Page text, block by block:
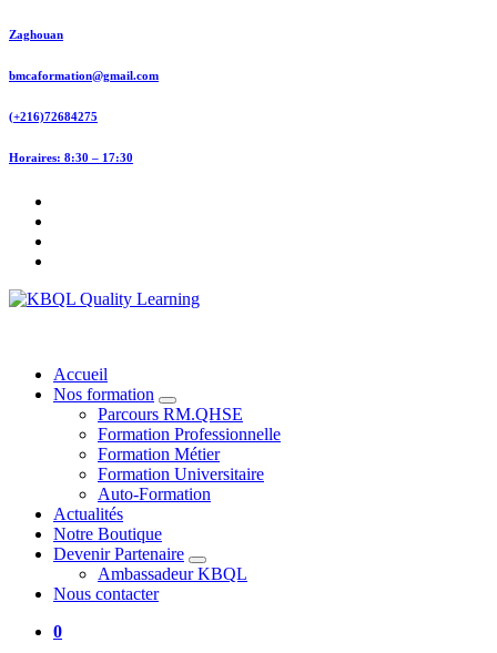
Skip
content
Zaghouan
bmcaformation@gmail.com
(+216)72684275
Horaires: 8:30 – 17:30
Accueil
Nos formation
Parcours RM.QHSE
Formation Professionnelle
Formation Métier
Formation Universitaire
Auto-Formation
Actualités
Notre Boutique
Devenir Partenaire
Ambassadeur KBQL
Nous contacter
0